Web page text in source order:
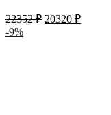
22352₽ 20320 ₽
-9%